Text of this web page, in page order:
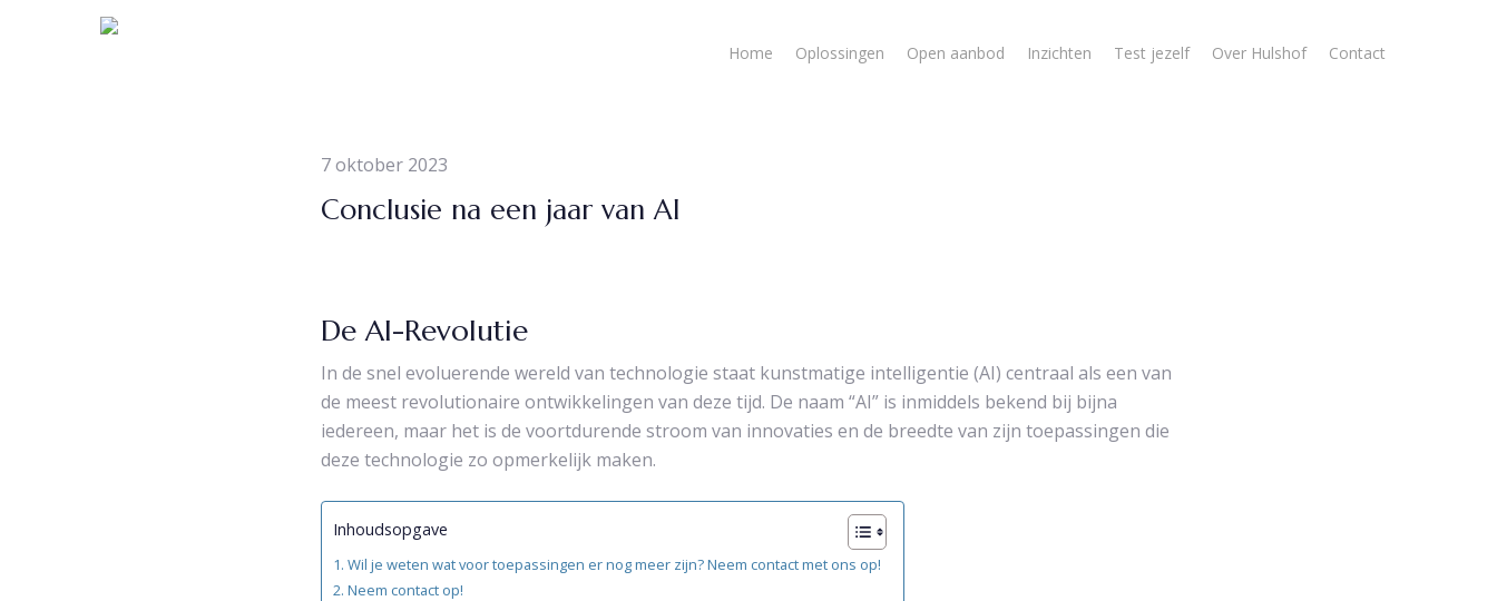
Home Oplossingen Open aanbod Inzichten Test jezelf Over Hulshof Contact
7 oktober 2023
Conclusie na een jaar van AI
De AI-Revolutie
In de snel evoluerende wereld van technologie staat kunstmatige intelligentie (AI) centraal als een van
de meest revolutionaire ontwikkelingen van deze tijd. De naam “AI” is inmiddels bekend bij bijna
iedereen, maar het is de voortdurende stroom van innovaties en de breedte van zijn toepassingen die
deze technologie zo opmerkelijk maken.
Inhoudsopgave
Wil je weten wat voor toepassingen er nog meer zijn? Neem contact met ons op!
Neem contact op!